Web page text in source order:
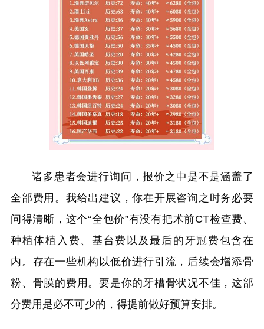
诸多患者会进行询问，报价之中是不是涵盖了
全部费用。我给出建议，你在开展咨询之时务必要
问得清晰，这个“全包价”有没有把术前CT检查费、
种植体植入费、基台费以及最后的牙冠费包含在
内。存在一些机构以低价进行引流，后续会增添骨
粉、骨膜的费用。要是你的牙槽骨状况不佳，这部
分费用是必不可少的，得提前做好预算安排。